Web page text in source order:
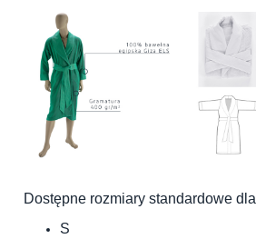
Dostępne rozmiary standardowe
S